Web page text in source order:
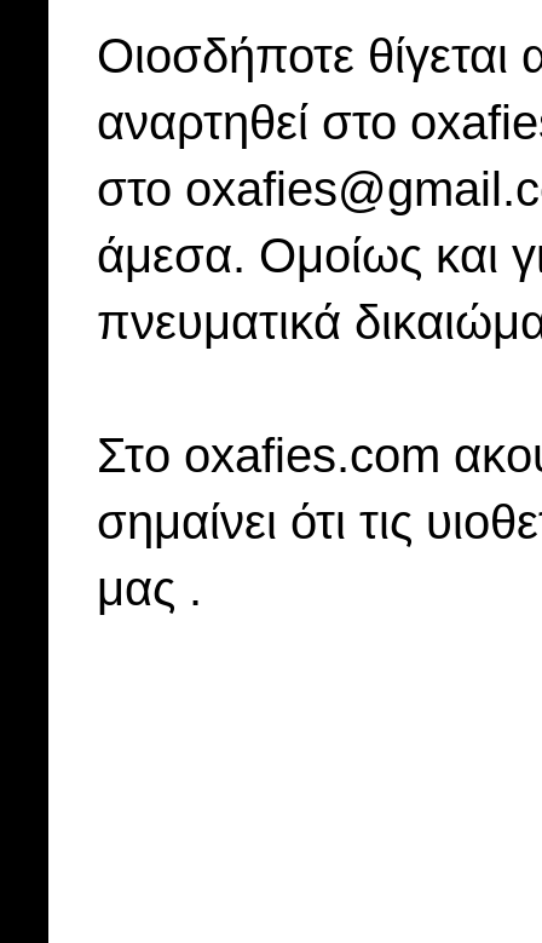
Οιοσδήποτε
αναρτηθεί στο
στο
άμεσα. Ομοίως και
πνευματικά
Στo oxafies.com
σημαίνει ότι τις
μας .